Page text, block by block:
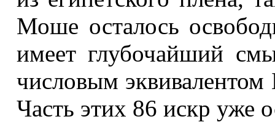
Моше осталось
имеет глубочайший
числовым
Часть этих 86 искр уже